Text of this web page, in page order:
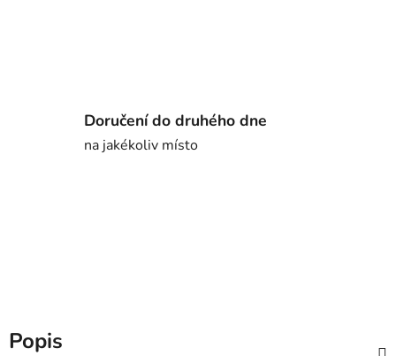
Doručení do druhého dne
na jakékoliv místo
Popis